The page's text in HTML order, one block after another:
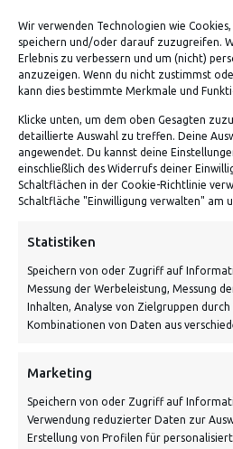
Wir verwenden Technologien wie
speichern und/oder darauf zuzugreifen.
Erlebnis zu verbessern und um (nicht)
anzuzeigen. Wenn du nicht zustimmst
kann dies bestimmte Merkmale und
Klicke unten, um dem oben Gesagten
detaillierte Auswahl zu treffen. Deine
angewendet. Du kannst deine
einschließlich des Widerrufs deiner
Schaltflächen in der Cookie-Richtlinie
Schaltfläche "Einwilligung verwalten" am
Statistiken
Speichern von oder Zugriff auf
Messung der Werbeleistung, Messung
Inhalten, Analyse von Zielgruppen
Kombinationen von Daten aus
Marketing
Speichern von oder Zugriff auf
Verwendung reduzierter Daten zur
Erstellung von Profilen für
ADRESSE
Von Tiling GmbH
Kontakt: Mo - Fr von 10:00
info@vontiling.de